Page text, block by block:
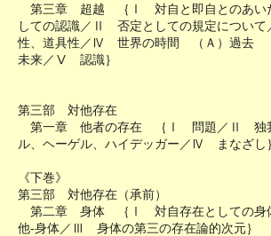
第三章 超越 ｛Ⅰ 対自と即自とのあいだ
しての認識／Ⅱ 否定としての規定につい
性、道具性／Ⅳ 世界の時間 （Ａ）過去
未来／Ⅴ 認識｝
第三部 対他存在
第一章 他者の存在 ｛Ⅰ 問題／Ⅱ 独
ル、ヘーゲル、ハイデッガー／Ⅳ まなざし｝
《下巻》
第三部 対他存在（承前）
第二章 身体 ｛Ⅰ 対自存在としての
他-身体／Ⅲ 身体の第三の存在論的次元｝